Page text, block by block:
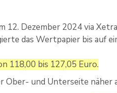
Dezember 2024 via
das Wertpapier bis auf
118,00 bis 127,05 Euro.
Ober- und Unterseite näher